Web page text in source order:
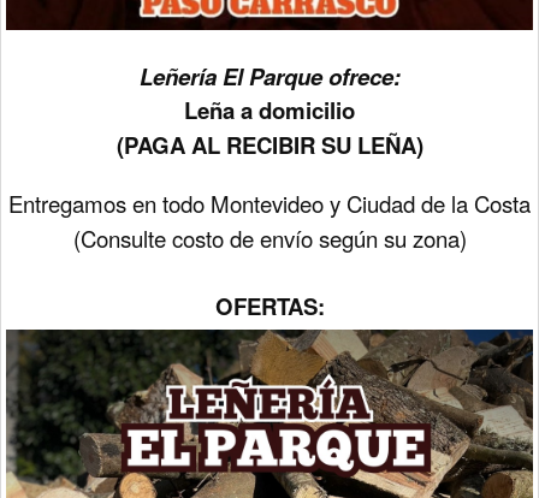
Leñería El Parque ofrece:
Leña a domicilio
(PAGA AL RECIBIR SU LEÑA)
Entregamos en todo Montevideo y Ciudad de la Costa
(Consulte costo de envío según su zona)
OFERTAS: